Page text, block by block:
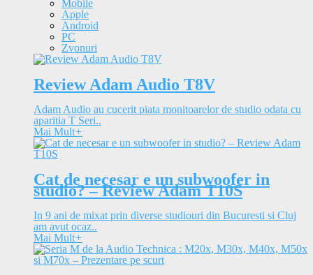
Mobile
Apple
Android
PC
Zvonuri
Review Adam Audio T8V
Adam Audio au cucerit piata monitoarelor de studio odata cu
aparitia T Seri..
Mai Mult+
Cat de necesar e un subwoofer in
studio? – Review Adam T10S
In 9 ani de mixat prin diverse studiouri din Bucuresti si Cluj
am avut ocaz..
Mai Mult+